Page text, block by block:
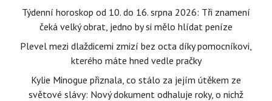
Týdenní horoskop od 10. do 16. srpna 2026: Tři znamení
čeká velký obrat, jedno by si mělo hlídat peníze
Plevel mezi dlaždicemi zmizí bez octa díky pomocníkovi,
kterého máte hned vedle pračky
Kylie Minogue přiznala, co stálo za jejím útěkem ze
světové slávy: Nový dokument odhaluje roky, o nichž